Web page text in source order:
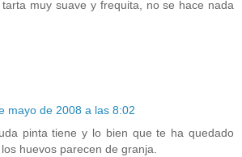
tarta muy suave y frequita, no se hace nada
mayo de 2008 a las 8:02
pinta tiene y lo bien que te ha quedado
huevos parecen de granja.